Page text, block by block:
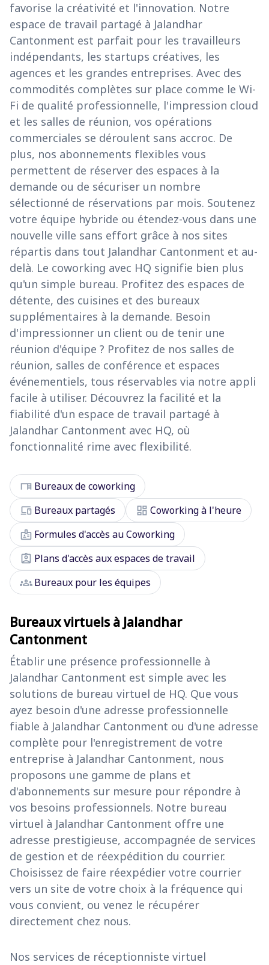
favorise la créativité et l'innovation. Notre
espace de travail partagé à Jalandhar
Cantonment est parfait pour les travailleurs
indépendants, les startups créatives, les
agences et les grandes entreprises. Avec des
commodités complètes sur place comme le Wi-
Fi de qualité professionnelle, l'impression cloud
et les salles de réunion, vos opérations
commerciales se déroulent sans accroc. De
plus, nos abonnements flexibles vous
permettent de réserver des espaces à la
demande ou de sécuriser un nombre
sélectionné de réservations par mois. Soutenez
votre équipe hybride ou étendez-vous dans une
nouvelle ville sans effort grâce à nos sites
répartis dans tout Jalandhar Cantonment et au-
delà. Le coworking avec HQ signifie bien plus
qu'un simple bureau. Profitez des espaces de
détente, des cuisines et des bureaux
supplémentaires à la demande. Besoin
d'impressionner un client ou de tenir une
réunion d'équipe ? Profitez de nos salles de
réunion, salles de conférence et espaces
événementiels, tous réservables via notre appli
facile à utiliser. Découvrez la facilité et la
fiabilité d'un espace de travail partagé à
Jalandhar Cantonment avec HQ, où
fonctionnalité rime avec flexibilité.
desk Bureaux de coworking
devices Bureaux partagés dashboard Coworking à l'heure
badge Formules d'accès au Coworking
assignment_ind Plans d'accès aux espaces de travail
groupsBureaux pour les équipes
Bureaux virtuels à Jalandhar
Cantonment
Établir une présence professionnelle à
Jalandhar Cantonment est simple avec les
solutions de bureau virtuel de HQ. Que vous
ayez besoin d'une adresse professionnelle
fiable à Jalandhar Cantonment ou d'une adresse
complète pour l'enregistrement de votre
entreprise à Jalandhar Cantonment, nous
proposons une gamme de plans et
d'abonnements sur mesure pour répondre à
vos besoins professionnels. Notre bureau
virtuel à Jalandhar Cantonment offre une
adresse prestigieuse, accompagnée de services
de gestion et de réexpédition du courrier.
Choisissez de faire réexpédier votre courrier
vers un site de votre choix à la fréquence qui
vous convient, ou venez le récupérer
directement chez nous.
Nos services de réceptionniste virtuel